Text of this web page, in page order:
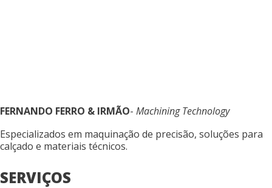
FERNANDO FERRO & IRMÃO- Machining Technology
Especializados em maquinação de precisão, soluções para
calçado e materiais técnicos.
SERVIÇOS